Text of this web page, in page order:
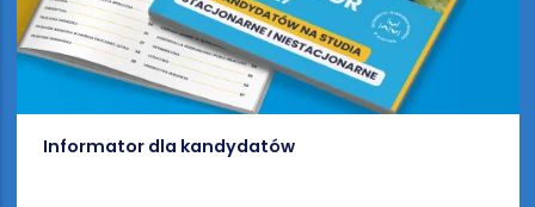
Informator dla kandydatów